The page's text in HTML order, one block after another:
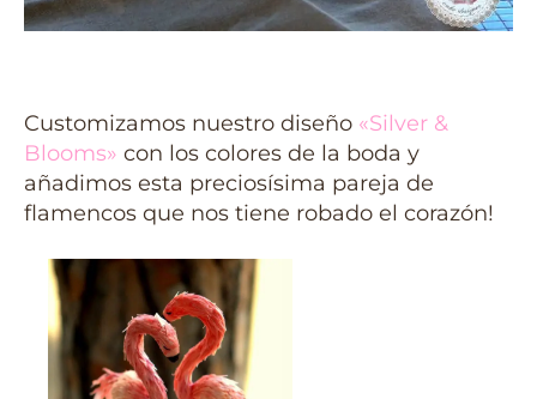
Customizamos nuestro diseño «Silver &
Blooms» con los colores de la boda y
añadimos esta preciosísima pareja de
flamencos que nos tiene robado el corazón!